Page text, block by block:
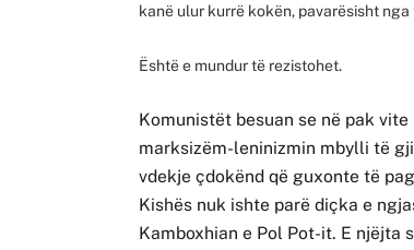
kanë ulur kurrë kokën, pavarësisht
Është e mundur të rezistohet.
Komunistët besuan se në pak
marksizëm-leninizmin mbylli të
vdekje çdokënd që guxonte të
Kishës nuk ishte parë diçka e
Kamboxhian e Pol Pot-it. E njëjta